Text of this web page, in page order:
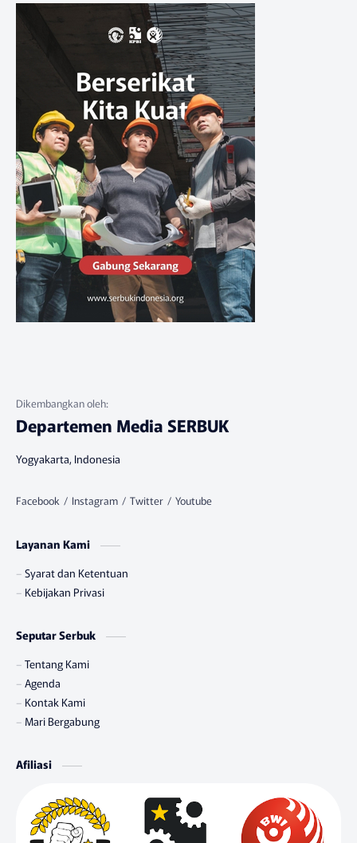
Departemen Media SERBUK
Yogyakarta, Indonesia
Layanan Kami
Syarat dan Ketentuan
Kebijakan Privasi
Seputar Serbuk
Tentang Kami
Agenda
Kontak Kami
Mari Bergabung
Afiliasi